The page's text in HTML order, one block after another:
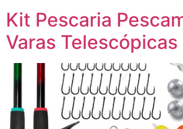
Kit Pescaria
Varas Telescópicas